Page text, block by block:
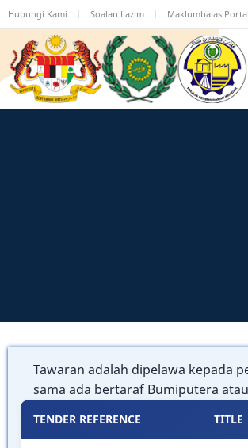
Skip
to
main
content
Hubungi Kami Soalan Lazim Maklumbalas Portal
Tawaran adalah dipelawa kepada
sama ada bertaraf Bumiputera
TENDER REFERENCE TITLE